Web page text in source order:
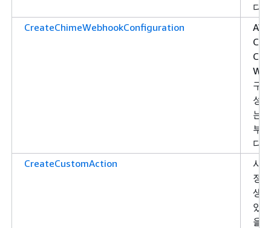
다.
CreateChimeWebhookConfiguration
구
성
는
부
다.
CreateCustomAction
사
정
생
있
을